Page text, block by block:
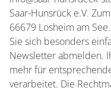
Saar-Hunsrück e.V.
66679 Losheim am
Sie sich besonders
Newsletter abmelden.
mehr für
verarbeitet. Die